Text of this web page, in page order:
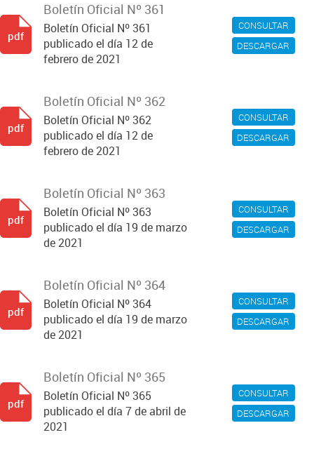
CONSULTAR
DESCARGAR
Boletín Oficial Nº 361
Boletín Oficial Nº 361
publicado el día 12 de
febrero de 2021
pdf
CONSULTAR
DESCARGAR
Boletín Oficial Nº 362
Boletín Oficial Nº 362
publicado el día 12 de
febrero de 2021
pdf
CONSULTAR
DESCARGAR
Boletín Oficial Nº 363
Boletín Oficial Nº 363
publicado el día 19 de marzo
de 2021
pdf
CONSULTAR
DESCARGAR
Boletín Oficial Nº 364
Boletín Oficial Nº 364
publicado el día 19 de marzo
de 2021
pdf
CONSULTAR
DESCARGAR
Boletín Oficial Nº 365
Boletín Oficial Nº 365
publicado el día 7 de abril de
2021
pdf